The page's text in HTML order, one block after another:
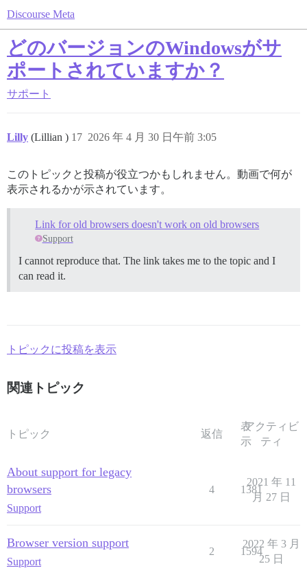
Discourse Meta
どのバージョンのWindowsがサ
ポートされていますか？
サポート
Lilly (Lillian ) 2026 年 4 月 30 日午前 3:05
17
このトピックと投稿が役立つかもしれません。動画で何が
表示されるかが示されています。
Link for old browsers doesn't work on old browsers
Support
I cannot reproduce that. The link takes me to the topic and I
can read it.
トピックに投稿を表示
関連トピック
トピック 返信
表
示
アクティビ
ティ
About support for legacy
browsers
Support
4 1381
2021 年 11
月 27 日
Browser version support
Support
2 1594
2022 年 3 月
25 日